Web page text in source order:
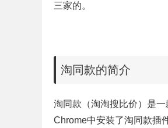
三家的。
淘同款的简介
淘同款（淘淘搜比价）是
Chrome中安装了淘同款插